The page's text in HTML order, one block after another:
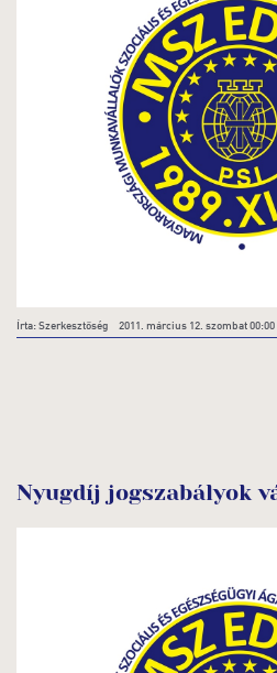
Írta: Szerkesztőség 2011. március 12. szombat 00:00
Nyugdíj jogszabályok